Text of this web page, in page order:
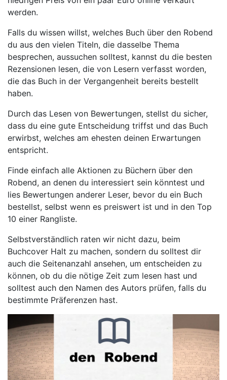
werden.
Falls du wissen willst, welches Buch über den Robend
du aus den vielen Titeln, die dasselbe Thema
besprechen, aussuchen solltest, kannst du die besten
Rezensionen lesen, die von Lesern verfasst worden,
die das Buch in der Vergangenheit bereits bestellt
haben.
Durch das Lesen von Bewertungen, stellst du sicher,
dass du eine gute Entscheidung triffst und das Buch
erwirbst, welches am ehesten deinen Erwartungen
entspricht.
Finde einfach alle Aktionen zu Büchern über den
Robend, an denen du interessiert sein könntest und
lies Bewertungen anderer Leser, bevor du ein Buch
bestellst, selbst wenn es preiswert ist und in den Top
10 einer Rangliste.
Selbstverständlich raten wir nicht dazu, beim
Buchcover Halt zu machen, sondern du solltest dir
auch die Seitenanzahl ansehen, um entscheiden zu
können, ob du die nötige Zeit zum lesen hast und
solltest auch den Namen des Autors prüfen, falls du
bestimmte Präferenzen hast.